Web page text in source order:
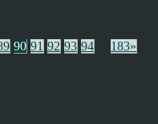
90 91 92 93 94 183»